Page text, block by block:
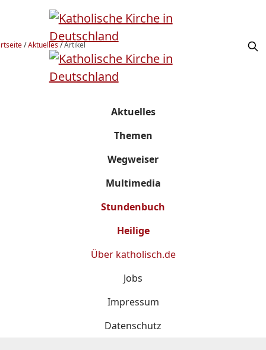
/Aktuelles/Artikel
Aktuelles
Themen
Wegweiser
Multimedia
Stundenbuch
Heilige
Über katholisch.de
Jobs
Impressum
Datenschutz